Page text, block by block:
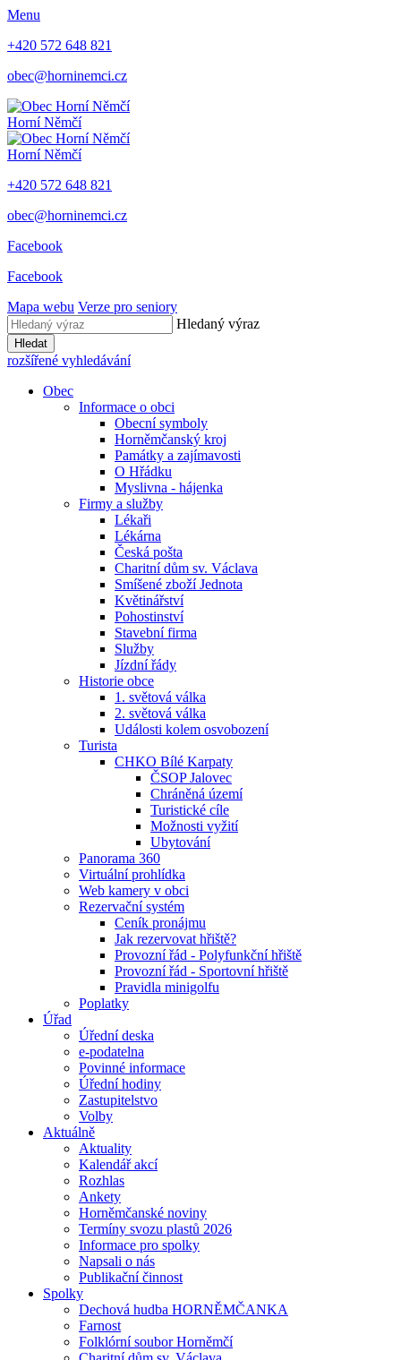
Menu
+420 572 648 821
obec@horninemci.cz
Horní Němčí
Horní Němčí
+420 572 648 821
obec@horninemci.cz
Facebook
Facebook
Mapa webu Verze pro seniory
Hledaný výraz
Hledat
rozšířené vyhledávání
Obec
Informace o obci
Obecní symboly
Horněmčanský kroj
Památky a zajímavosti
O Hřádku
Myslivna - hájenka
Firmy a služby
Lékaři
Lékárna
Česká pošta
Charitní dům sv. Václava
Smíšené zboží Jednota
Květinářství
Pohostinství
Stavební firma
Služby
Jízdní řády
Historie obce
1. světová válka
2. světová válka
Události kolem osvobození
Turista
CHKO Bílé Karpaty
ČSOP Jalovec
Chráněná území
Turistické cíle
Možnosti vyžití
Ubytování
Panorama 360
Virtuální prohlídka
Web kamery v obci
Rezervační systém
Ceník pronájmu
Jak rezervovat hřiště?
Provozní řád - Polyfunkční hřiště
Provozní řád - Sportovní hřiště
Pravidla minigolfu
Poplatky
Úřad
Úřední deska
e-podatelna
Povinné informace
Úřední hodiny
Zastupitelstvo
Volby
Aktuálně
Aktuality
Kalendář akcí
Rozhlas
Ankety
Horněmčanské noviny
Termíny svozu plastů 2026
Informace pro spolky
Napsali o nás
Publikační činnost
Spolky
Dechová hudba HORNĚMČANKA
Farnost
Folklórní soubor Horněmčí